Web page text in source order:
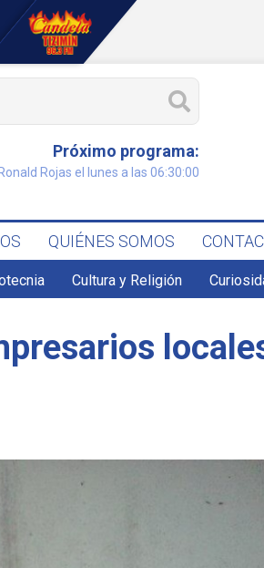
Próximo programa:
Rojas el lunes a las 06:30:00
QUIÉNES SOMOS
Cultura y Religión